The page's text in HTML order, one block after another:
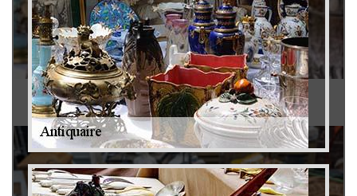
Antiquaire 79